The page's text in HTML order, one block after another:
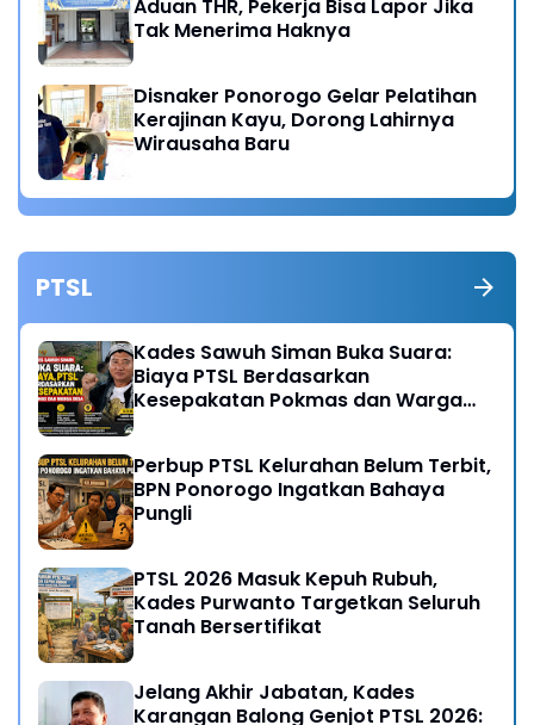
Aduan THR, Pekerja Bisa Lapor Jika
Tak Menerima Haknya
Disnaker Ponorogo Gelar Pelatihan
Kerajinan Kayu, Dorong Lahirnya
Wirausaha Baru
PTSL
Kades Sawuh Siman Buka Suara:
Biaya PTSL Berdasarkan
Kesepakatan Pokmas dan Warga
Perbup PTSL Kelurahan Belum Terbit,
BPN Ponorogo Ingatkan Bahaya
Pungli
PTSL 2026 Masuk Kepuh Rubuh,
Kades Purwanto Targetkan Seluruh
Tanah Bersertifikat
Jelang Akhir Jabatan, Kades
Karangan Balong Genjot PTSL 2026: